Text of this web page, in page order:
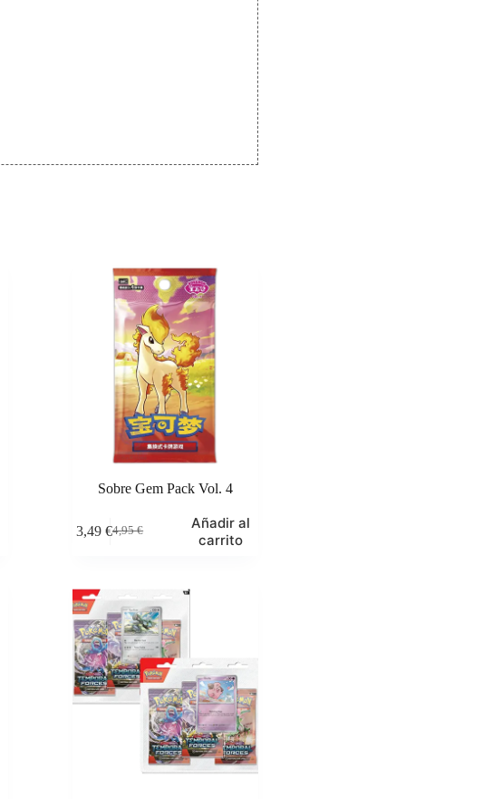
Sobre Gem Pack Vol. 4
4,95€
El
4,95 €.
3,49€El
3,49 €.
Añadir al
carrito